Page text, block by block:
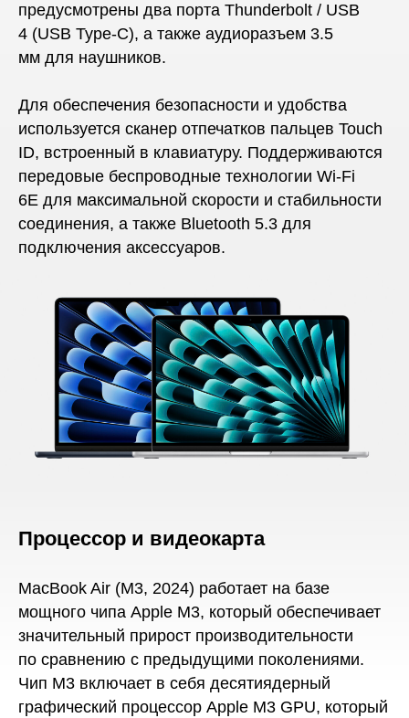
предусмотрены два порта Thunderbolt / USB
4 (USB Type-C), а также аудиоразъем 3.5
мм для наушников.
Для обеспечения безопасности и удобства
используется сканер отпечатков пальцев Touch
ID, встроенный в клавиатуру. Поддерживаются
передовые беспроводные технологии Wi-Fi
6E для максимальной скорости и стабильности
соединения, а также Bluetooth 5.3 для
подключения аксессуаров.
Процессор и видеокарта
MacBook Air (M3, 2024) работает на базе
мощного чипа Apple M3, который обеспечивает
значительный прирост производительности
по сравнению с предыдущими поколениями.
Чип M3 включает в себя десятиядерный
графический процессор Apple M3 GPU, который